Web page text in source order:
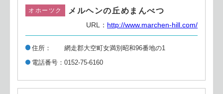
オホーツク メルヘンの丘めまんべつ
URL： http://www.marchen-hill.com/
住所
網走郡大空町女満別昭和96番地の1
電話番号
0152-75-6160